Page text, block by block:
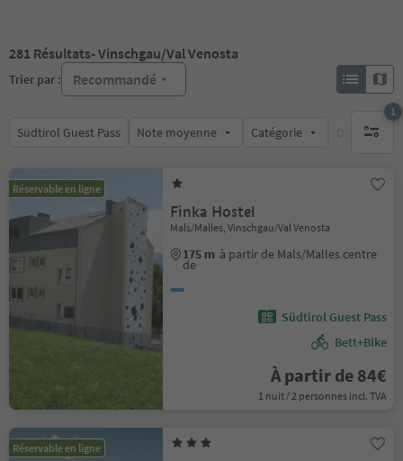
281 Résultats- Vinschgau/Val Venosta
Trier par : Recommandé
Südtirol Guest Pass Note moyenne Catégorie Options de
1
1 filtre
Réservable en ligne
Finka Hostel
Mals/Malles, Vinschgau/Val Venosta
175 m à partir de Mals/Malles centre
de
Südtirol Guest Pass
Bett+Bike
À partir de 84€
1 nuit / 2 personnes incl. TVA
Réservable en ligne